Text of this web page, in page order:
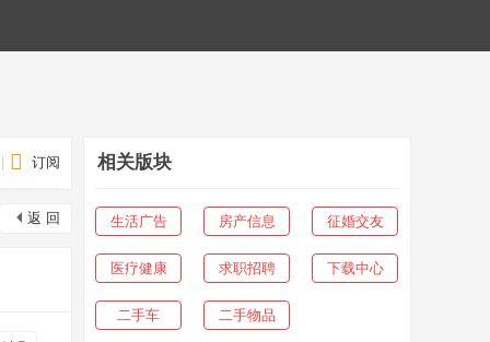
订阅
返 回
相关版块
生活广告 房产信息 征婚交友
医疗健康 求职招聘 下载中心
二手车 二手物品